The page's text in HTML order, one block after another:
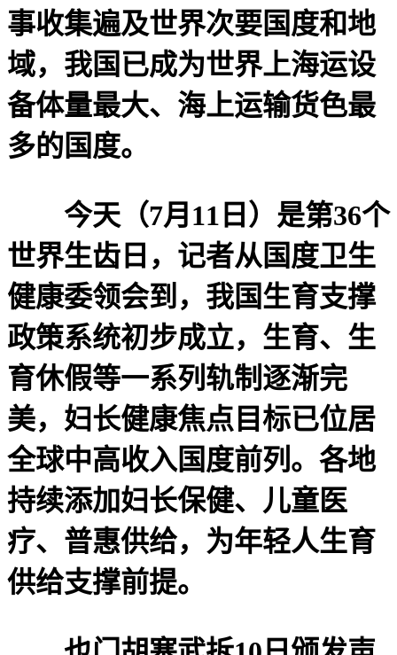
事收集遍及世界次要国度和地
域，我国已成为世界上海运设
备体量最大、海上运输货色最
多的国度。
今天（7月11日）是第36个
世界生齿日，记者从国度卫生
健康委领会到，我国生育支撑
政策系统初步成立，生育、生
育休假等一系列轨制逐渐完
美，妇长健康焦点目标已位居
全球中高收入国度前列。各地
持续添加妇长保健、儿童医
疗、普惠供给，为年轻人生育
供给支撑前提。